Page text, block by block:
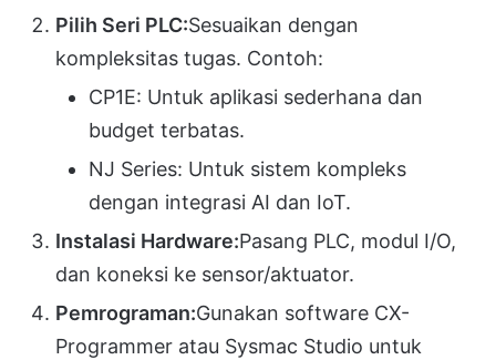
Pilih Seri PLC:Sesuaikan dengan
kompleksitas tugas. Contoh:
CP1E: Untuk aplikasi sederhana dan
budget terbatas.
NJ Series: Untuk sistem kompleks
dengan integrasi AI dan IoT.
Instalasi Hardware:Pasang PLC, modul I/O,
dan koneksi ke sensor/aktuator.
Pemrograman:Gunakan software CX-
Programmer atau Sysmac Studio untuk